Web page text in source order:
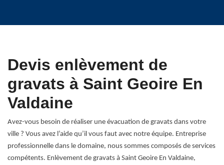
Devis enlèvement de
gravats à Saint Geoire En
Valdaine
Avez-vous besoin de réaliser une évacuation de gravats dans votre
ville ? Vous avez l’aide qu’il vous faut avec notre équipe. Entreprise
professionnelle dans le domaine, nous sommes composés de services
compétents. Enlèvement de gravats à Saint Geoire En Valdaine,